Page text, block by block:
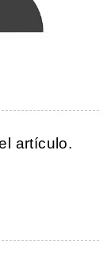
artículo.